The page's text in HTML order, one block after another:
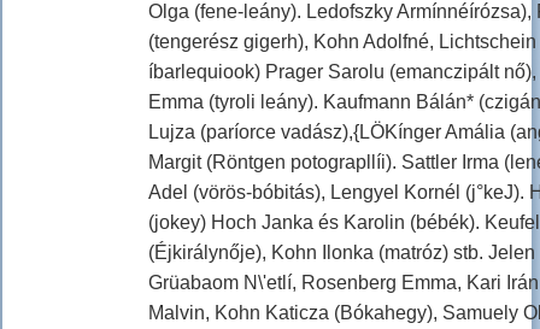
Olga (fene-leány). Ledofszky Armínnéírózsa),
(tengerész gigerh), Kohn Adolfné,
íbarlequiook) Prager Sarolu (emanczipált
Emma (tyroli leány). Kaufmann Bálán*
Lujza (paríorce vadász),{LÖKínger Amália
Margit (Röntgen potograpllíi). Sattler Irma
Adel (vörös-bóbitás), Lengyel Kornél (j°keJ).
(jokey) Hoch Janka és Karolin (bébék).
(Éjkirálynője), Kohn Ilonka (matróz) stb.
Grüabaom N\'etlí, Rosenberg Emma, Kari
Malvin, Kohn Katicza (Bókahegy), Samuely